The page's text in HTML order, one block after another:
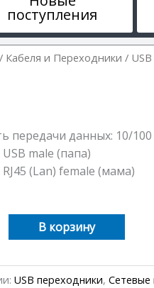
поступления
/ Кабеля и Переходники /
передачи данных: 10/
male (папа)
(Lan) female (мама)
В корзину
USB переходники, Сетевые